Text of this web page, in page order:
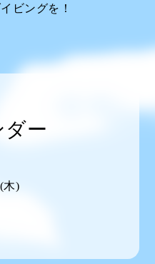
ビングを！
ダー
木)